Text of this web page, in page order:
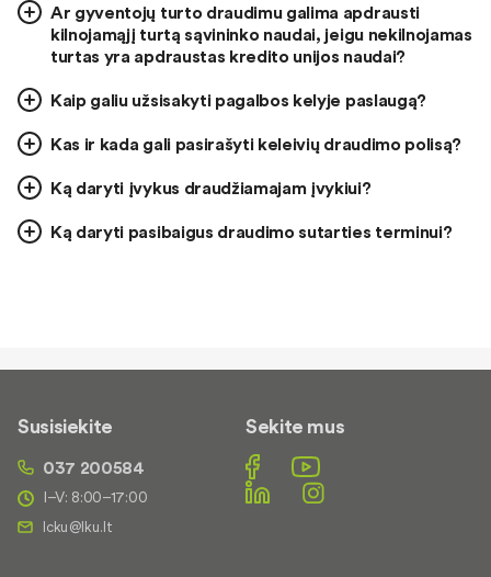
Ar gyventojų turto draudimu galima apdrausti
kilnojamąjį turtą sąvininko naudai, jeigu nekilnojamas
turtas yra apdraustas kredito unijos naudai?
Kaip galiu užsisakyti pagalbos kelyje paslaugą?
Kas ir kada gali pasirašyti keleivių draudimo polisą?
Ką daryti įvykus draudžiamajam įvykiui?
Ką daryti pasibaigus draudimo sutarties terminui?
Susisiekite
037 200584
I–V: 8:00–17:00
Sekite mus